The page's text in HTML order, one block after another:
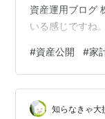
資産運用ブログ
いる感じですね
5635円 現金は
振り分けていま
VYMの購入に充
あればある程度
#資産公開 #家
知らなきゃ大